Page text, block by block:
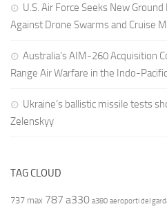
U.S. Air Force Seeks New
Against Drone Swarms and Cruise
Australia’s AIM-260 Acquisition
Range Air Warfare in the Indo-Pacific
Ukraine’s ballistic missile tests
Zelenskyy
TAG CLOUD
737 max 787 a330 a380 aeroporti del